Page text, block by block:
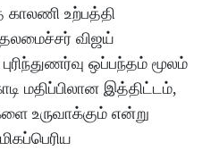
உற்பத்தி
விஜய்
ஒப்பந்தம் மூலம்
மதிப்பிலான இத்திட்டம்,
உருவாக்கும் என்று